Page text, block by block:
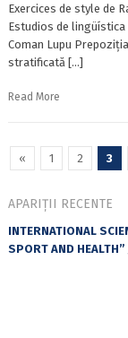
Exercices de style de
Estudios de
Coman Lupu
stratificată […]
Read More
« 1 2 3
APARIȚII RECENTE
INTERNATIONAL
SPORT AND